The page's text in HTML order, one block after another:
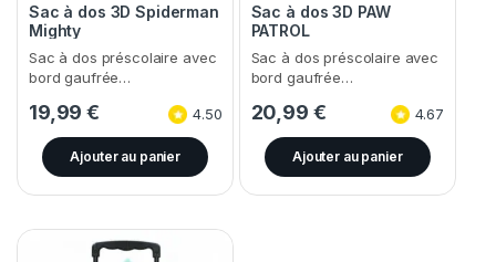
Sac à dos 3D Spiderman
Mighty
Sac à dos préscolaire avec
bord gaufrée…
19,99€ 4.50
Ajouter au panier
Sac à dos 3D PAW
PATROL
Sac à dos préscolaire avec
bord gaufrée…
20,99 € 4.67
Ajouter au panier